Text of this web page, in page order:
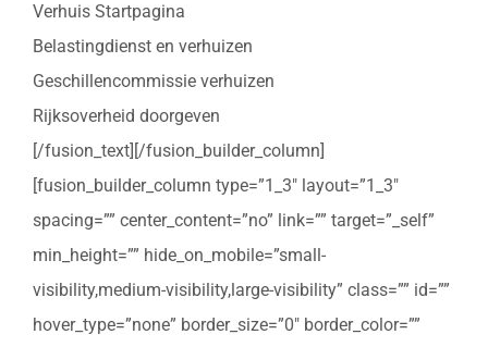
Verhuis Startpagina
Belastingdienst en verhuizen
Geschillencommissie verhuizen
Rijksoverheid doorgeven
[/fusion_text][/fusion_builder_column]
[fusion_builder_column type=”1_3″ layout=”1_3″
spacing=”” center_content=”no” link=”” target=”_self”
min_height=”” hide_on_mobile=”small-
visibility,medium-visibility,large-visibility” class=”” id=””
hover_type=”none” border_size=”0″ border_color=””